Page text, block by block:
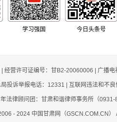
学习强国 今日头条号
营许可证编号：甘B2-20060006 | 广播
投诉举报电话：12331 | 互联网违法和不
法律顾问团：甘肃和谐律师事务所（
- 2024 中国甘肃网（GSCN.COM.CN）